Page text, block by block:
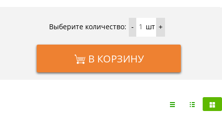
Выберите количество: - шт +
В КОРЗИНУ